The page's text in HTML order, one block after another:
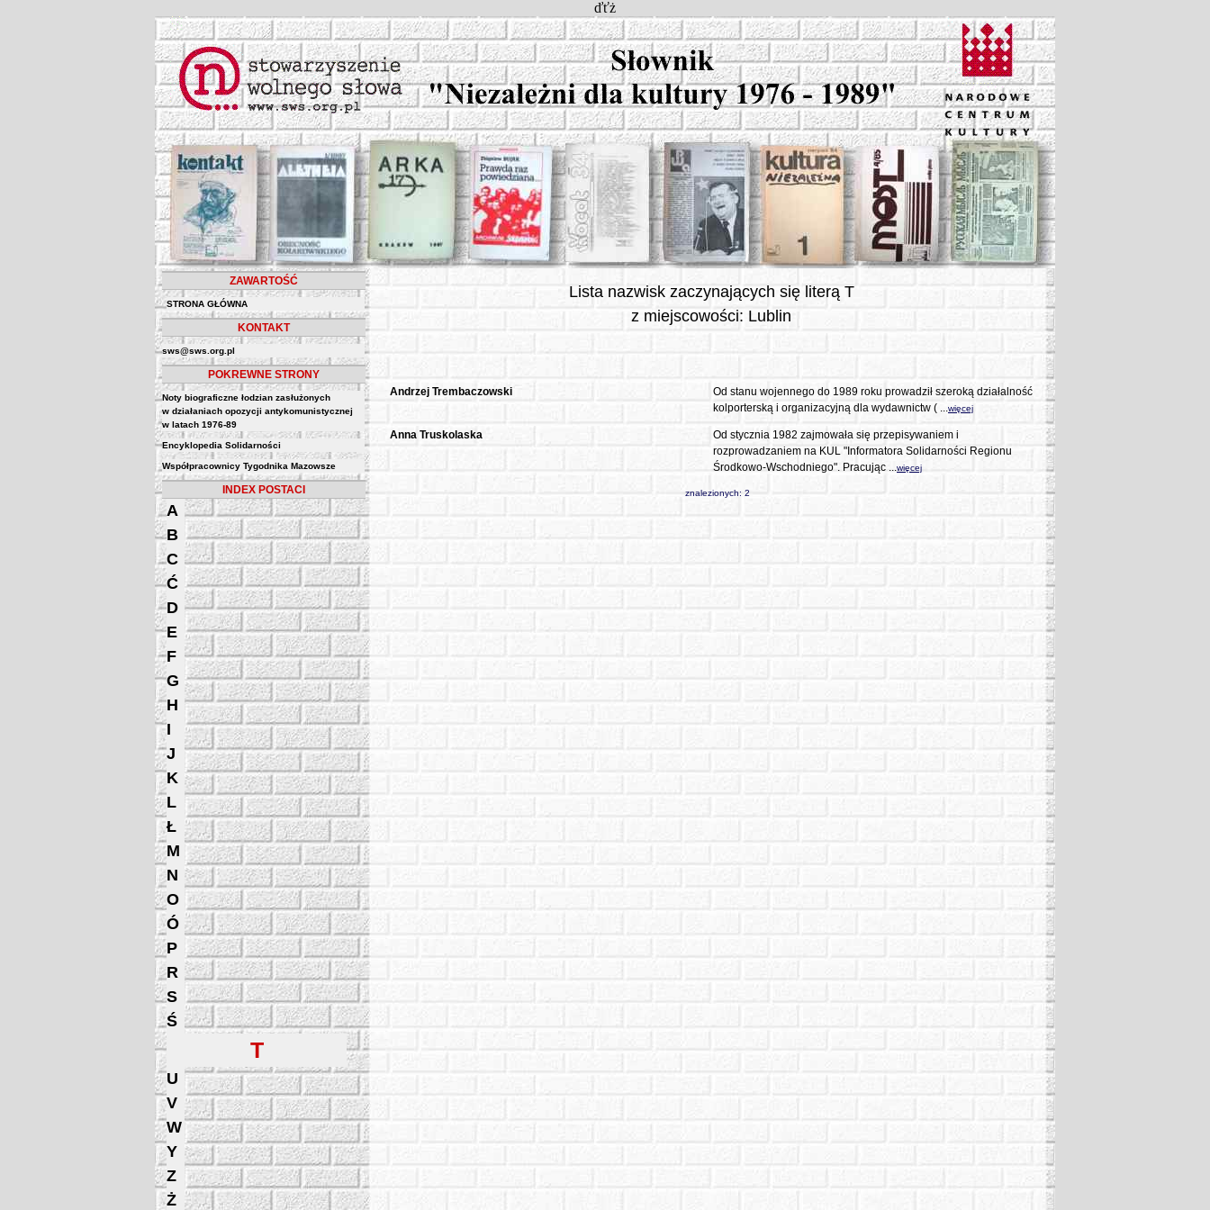
ďťż
ZAWARTOŚĆ
STRONA GŁÓWNA
KONTAKT
sws@sws.org.pl
POKREWNE STRONY
Noty biograficzne łodzian zasłużonych
w działaniach opozycji antykomunistycznej
w latach 1976-89
Encyklopedia Solidarności
Współpracownicy Tygodnika Mazowsze
INDEX POSTACI
A
B
C
Ć
D
E
F
G
H
I
J
K
L
Ł
M
N
O
Ó
P
R
S
Ś
T
U
V
W
Y
Z
Ż
Lista nazwisk zaczynających się literą T
z miejscowości: Lublin
Andrzej Trembaczowski
Od stanu wojennego do 1989 roku prowadził szeroką działalność
kolporterską i organizacyjną dla wydawnictw ( ...więcej
Anna Truskolaska
Od stycznia 1982 zajmowała się przepisywaniem i
rozprowadzaniem na KUL "Informatora Solidarności Regionu
Środkowo-Wschodniego". Pracując ...więcej
znalezionych: 2